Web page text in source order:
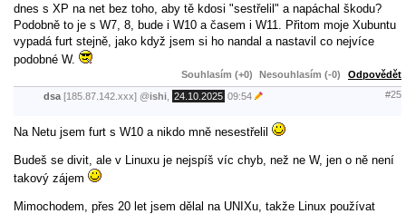
dnes s XP na net bez toho, aby tě kdosi "sestřelil" a napáchal škodu?
Podobně to je s W7, 8, bude i W10 a časem i W11. Přitom moje Xubuntu
vypadá furt stejně, jako když jsem si ho nandal a nastavil co nejvíce
podobné W.
Souhlasím (+0) Nesouhlasím (-0) Odpovědět
dsa [185.87.142.xxx] @ishi 24.10.2025 09:54 #25
Na Netu jsem furt s W10 a nikdo mně nesestřelil
Budeš se divit, ale v Linuxu je nejspíš víc chyb, než ne W, jen o ně není
takový zájem
Mimochodem, přes 20 let jsem dělal na UNIXu, takže Linux používat